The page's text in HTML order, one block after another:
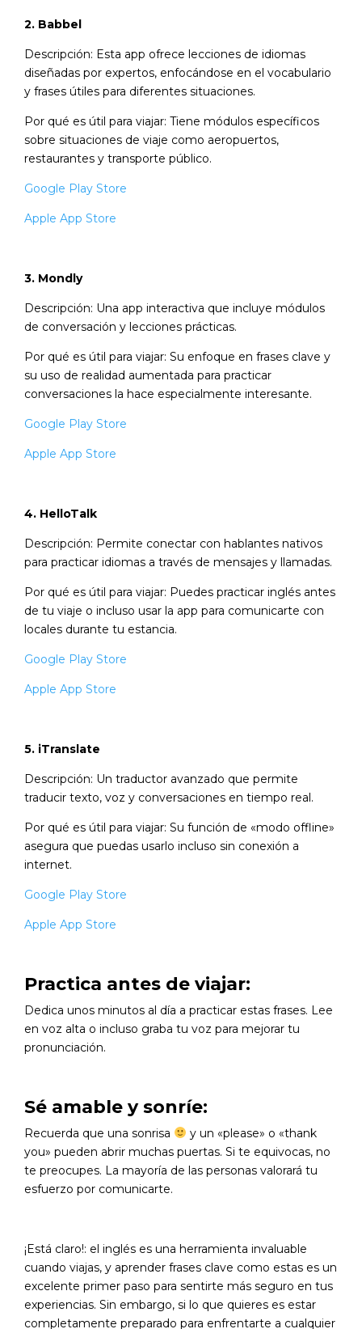
2. Babbel
Descripción: Esta app ofrece lecciones de idiomas
diseñadas por expertos, enfocándose en el vocabulario
y frases útiles para diferentes situaciones.
Por qué es útil para viajar: Tiene módulos específicos
sobre situaciones de viaje como aeropuertos,
restaurantes y transporte público.
Google Play Store
Apple App Store
3. Mondly
Descripción: Una app interactiva que incluye módulos
de conversación y lecciones prácticas.
Por qué es útil para viajar: Su enfoque en frases clave y
su uso de realidad aumentada para practicar
conversaciones la hace especialmente interesante.
Google Play Store
Apple App Store
4. HelloTalk
Descripción: Permite conectar con hablantes nativos
para practicar idiomas a través de mensajes y llamadas.
Por qué es útil para viajar: Puedes practicar inglés antes
de tu viaje o incluso usar la app para comunicarte con
locales durante tu estancia.
Google Play Store
Apple App Store
5. iTranslate
Descripción: Un traductor avanzado que permite
traducir texto, voz y conversaciones en tiempo real.
Por qué es útil para viajar: Su función de «modo offline»
asegura que puedas usarlo incluso sin conexión a
internet.
Google Play Store
Apple App Store
Practica antes de viajar:
Dedica unos minutos al día a practicar estas frases. Lee
en voz alta o incluso graba tu voz para mejorar tu
pronunciación.
Sé amable y sonríe:
Recuerda que una sonrisa
y un «please» o «thank
you» pueden abrir muchas puertas. Si te equivocas, no
te preocupes. La mayoría de las personas valorará tu
esfuerzo por comunicarte.
¡Está claro!: el inglés es una herramienta invaluable
cuando viajas, y aprender frases clave como estas es un
excelente primer paso para sentirte más seguro en tus
experiencias. Sin embargo, si lo que quieres es estar
completamente preparado para enfrentarte a cualquier